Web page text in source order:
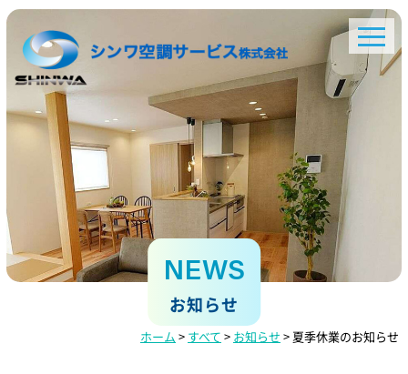
NEWS
お知らせ
ホーム > すべて > お知らせ >夏季休業のお知らせ